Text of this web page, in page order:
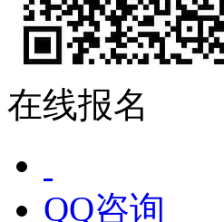
在线报名
QQ咨询